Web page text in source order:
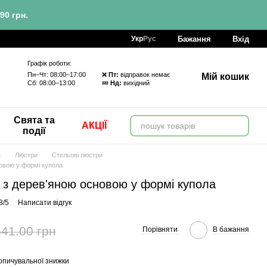
грн.
УкрРус Бажання Вхід
Графік роботи:
Пн–Чт: 08:00–17:00 ❌ Пт: відправок немає
Сб: 08:00–13:00 💤 Нд: вихідний
Мій кошик
Свята та
події
АКЦІЇ
Люстри
Стельові люстри
у формі купола
з дерев'яною основою у формі купола
5 Написати відгук
грн Порівняти В бажання
знижки